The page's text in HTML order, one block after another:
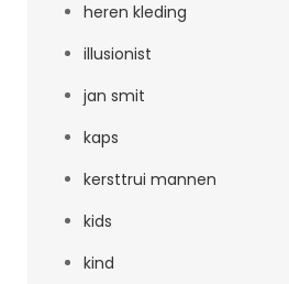
heren kleding
illusionist
jan smit
kaps
kersttrui mannen
kids
kind